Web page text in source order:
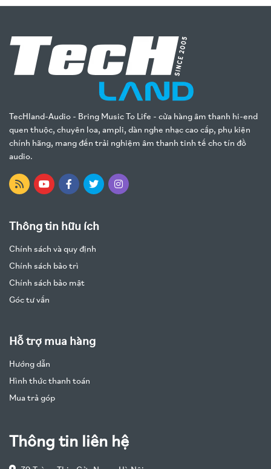
TecHland-Audio - Bring Music To Life - cửa hàng âm thanh hi-end
quen thuộc, chuyên loa, ampli, dàn nghe nhạc cao cấp, phụ kiện
chính hãng, mang đến trải nghiệm âm thanh tinh tế cho tín đồ
audio.
Thông tin hữu ích
Chính sách và quy định
Chính sách bảo trì
Chính sách bảo mật
Góc tư vấn
Hỗ trợ mua hàng
Hướng dẫn
Hình thức thanh toán
Mua trả góp
Thông tin liên hệ